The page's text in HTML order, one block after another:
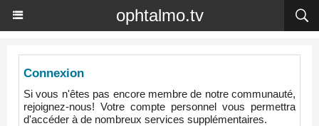
ophtalmo.tv
Connexion
Si vous n'êtes pas encore membre de notre communauté,
rejoignez-nous! Votre compte personnel vous permettra
d'accéder à de nombreux services supplémentaires.